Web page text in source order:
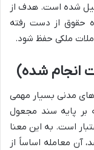
شده است. هدف از
حقوق از دست رفته
ملکی حفظ شود.
انجام شده)
مدنی بسیار مهمی
بر پایه سند مجعول
است. به این معنا
آن معامله اساساً از